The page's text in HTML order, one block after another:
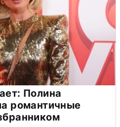
Полина
романтичные